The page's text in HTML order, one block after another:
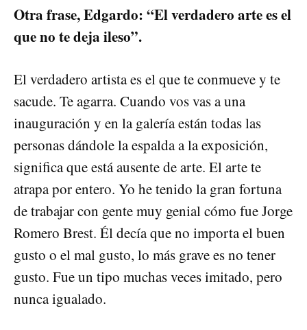
Otra frase, Edgardo: “El verdadero arte es el
que no te deja ileso”.
El verdadero artista es el que te conmueve y te
sacude. Te agarra. Cuando vos vas a una
inauguración y en la galería están todas las
personas dándole la espalda a la exposición,
significa que está ausente de arte. El arte te
atrapa por entero. Yo he tenido la gran fortuna
de trabajar con gente muy genial cómo fue Jorge
Romero Brest. Él decía que no importa el buen
gusto o el mal gusto, lo más grave es no tener
gusto. Fue un tipo muchas veces imitado, pero
nunca igualado.